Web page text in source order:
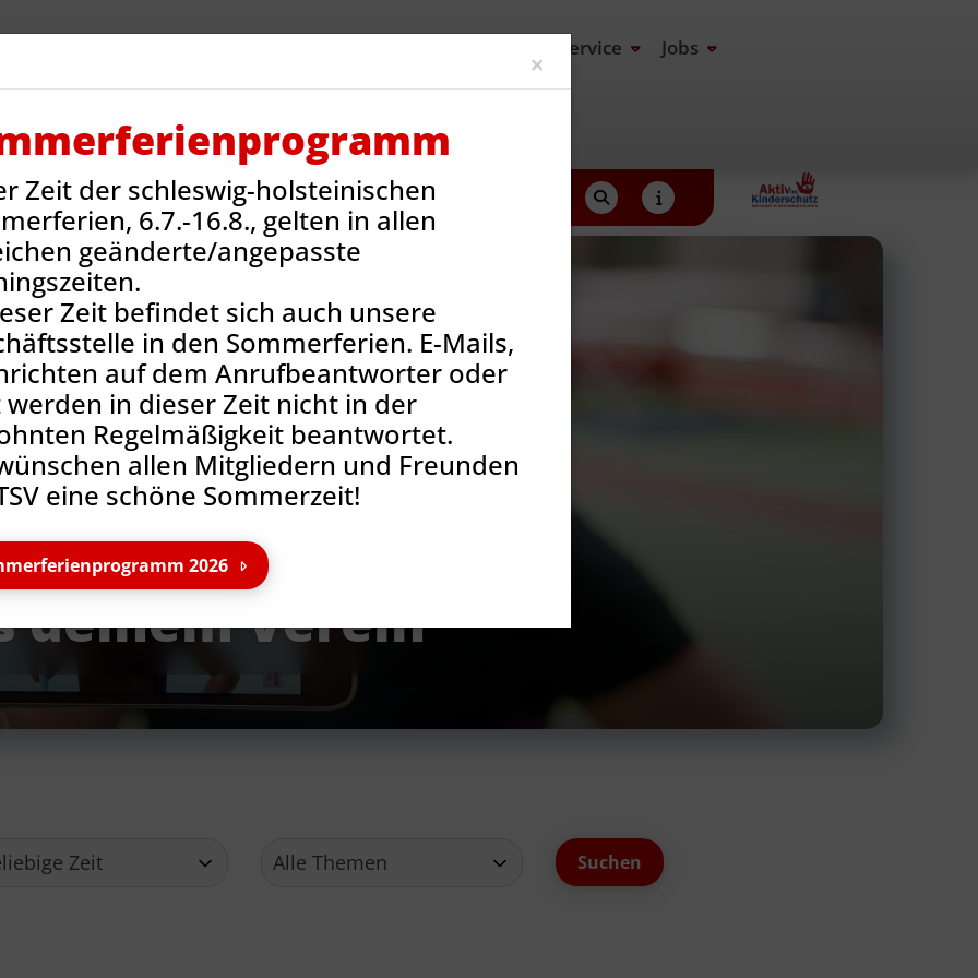
Service Jobs
Onlineshop
News Mein Jahr in Schulnoten
deinem Verein
×
Zeit der schleswig-holsteinischen
6.7.-16.8., gelten in allen
geänderte/angepasste
Zeit befindet sich auch unsere
in den Sommerferien. E-Mails,
auf dem Anrufbeantworter oder
werden in dieser Zeit nicht in der
Regelmäßigkeit beantwortet.
allen Mitgliedern und Freunden
eine schöne Sommerzeit!
2026